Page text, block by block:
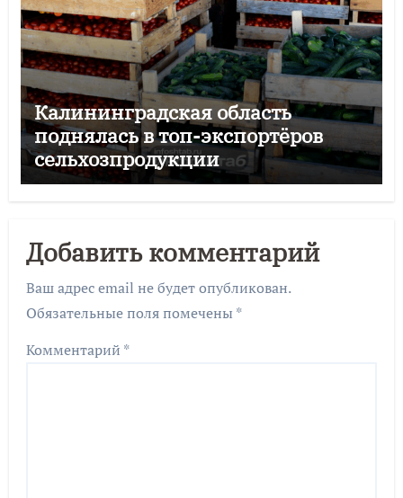
Калининградская область
поднялась в топ-экспортёров
сельхозпродукции
Добавить комментарий
Ваш адрес email не будет опубликован.
Обязательные поля помечены *
Комментарий *